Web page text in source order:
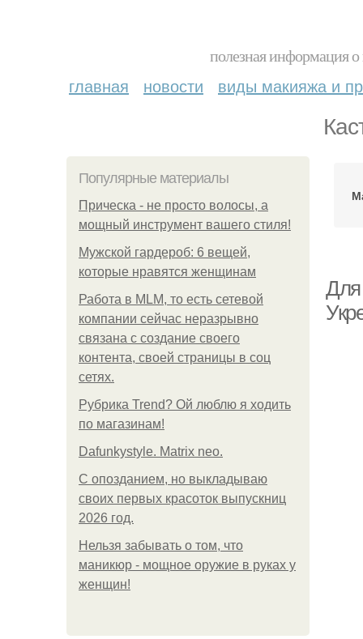
полезная информация
главная новости виды макияжа и
Популярные материалы
Прическа - не просто волосы, а
мощный инструмент вашего стиля!
Мужской гардероб: 6 вещей,
которые нравятся женщинам
Работа в MLM, то есть сетевой
компании сейчас неразрывно
связана с создание своего
контента, своей страницы в соц
сетях.
Рубрика Trend? Ой люблю я ходить
по магазинам!
Dafunkystyle. Matrix neo.
С опозданием, но выкладываю
своих первых красоток выпускниц
2026 год.
Нельзя забывать о том, что
маникюр - мощное оружие в руках у
женщин!
Для